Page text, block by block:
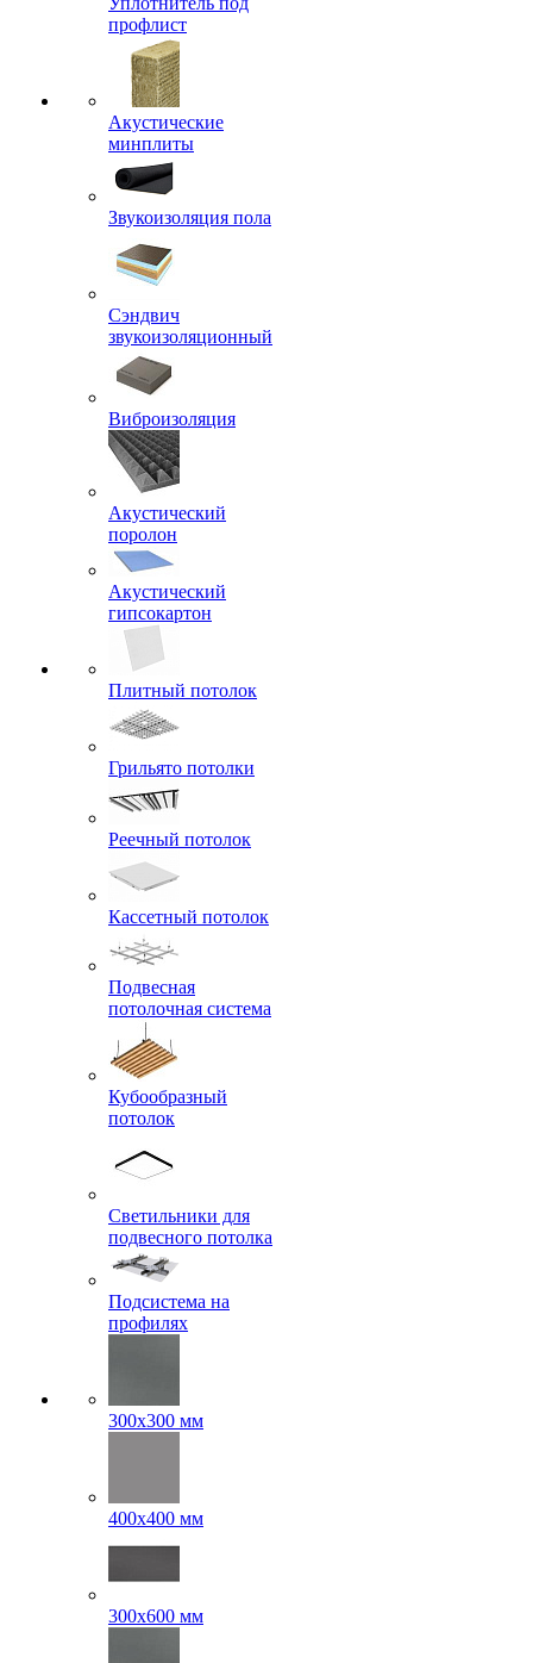
профлист
Акустические
минплиты
Звукоизоляция пола
Сэндвич
звукоизоляционный
Виброизоляция
Акустический
поролон
Акустический
гипсокартон
Плитный потолок
Грильято потолки
Реечный потолок
Кассетный потолок
Подвесная
потолочная система
Кубообразный
потолок
Светильники для
подвесного потолка
Подсистема на
профилях
300x300 мм
400х400 мм
300x600 мм